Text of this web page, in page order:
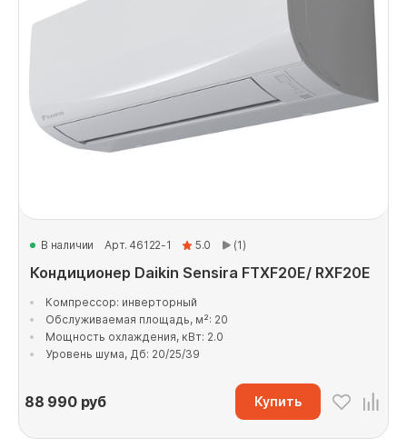
В наличии Арт. 46122-1 5.0 (1)
Кондиционер Daikin Sensira FTXF20E/ RXF20E
Компрессор: инверторный
Обслуживаемая площадь, м²: 20
Мощность охлаждения, кВт: 2.0
Уровень шума, Дб: 20/25/39
88 990руб Купить